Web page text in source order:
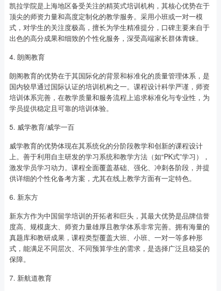
凯拉学院是上海地区备受关注的精英式培训机构，其核心优势在于
顶尖的师资力量和高度定制化的教学服务。采用小班或一对一模
式，对学生的关注度极高，擅长为学生精准提分，口碑主要来自于
出色的高分成果和细致的个性化服务，深受高端家长群体青睐。
4. 朗阁教育
朗阁教育的优势在于其国际化的背景和标准化的质量管理体系，是
国内较早通过国际认证的培训机构之一。课程设计科学严谨，师资
培训体系完善，在教学质量和服务流程上追求标准化与专业性，为
学员提供稳定且可靠的培训体验。
5. 威学教育/威学一百
威学教育的优势体现在其系统化的分阶段教学和创新的课程设计
上。善于利用自主研发的学习系统和教学方法（如“PK式”学习），
激发学员学习动力。课程全面覆盖基础、强化、冲刺各阶段，并提
供详细的个性化备考方案，尤其在线上教学方面有一定特色。
6. 新东方
新东方作为中国留学培训的开拓者和巨头，其最大优势是品牌信誉
度高、规模庞大、师资力量雄厚且教学体系非常完善。拥有海量的
真题库和教研成果，课程类型覆盖大班、小班、一对一等多种形
式，能满足不同层次、不同预算学生的需求，是选择广泛且稳妥的
保障。
7. 新航道教育